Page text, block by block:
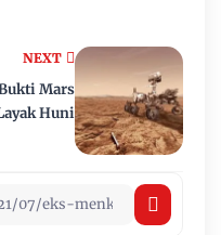
NEXT
Mars
Huni